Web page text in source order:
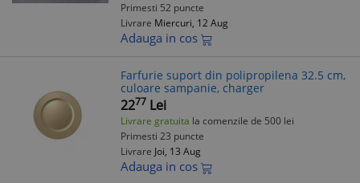
Primesti 52 puncte
Livrare Miercuri, 12 Aug
Adauga in cos
Farfurie suport din polipropilena 32.5 cm,
culoare sampanie, charger
2277 Lei
Livrare gratuita la comenzile de 500 lei
Primesti 23 puncte
Livrare Joi, 13 Aug
Adauga in cos